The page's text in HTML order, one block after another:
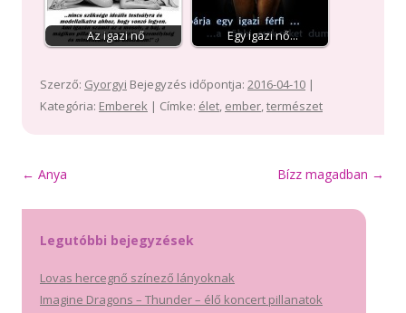
Az igazi nő Egy igazi nő...
Szerző: Gyorgyi Bejegyzés időpontja: 2016-04-10 |
Kategória: Emberek | Címke: élet, ember,természet
Bejegyzés
← Anya Bízz magadban →
Legutóbbi bejegyzések
Lovas hercegnő színező lányoknak
Imagine Dragons – Thunder – élő koncert pillanatok